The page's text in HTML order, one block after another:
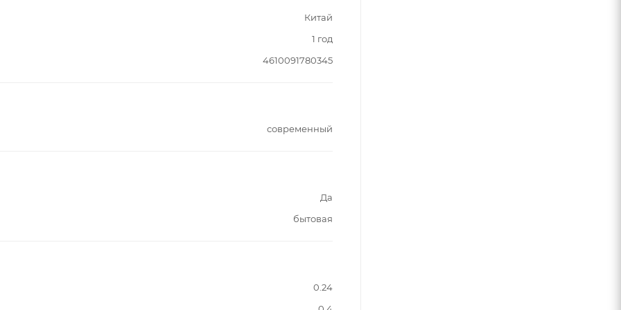
Китай
1 год
4610091780345
современный
Да
бытовая
0.24